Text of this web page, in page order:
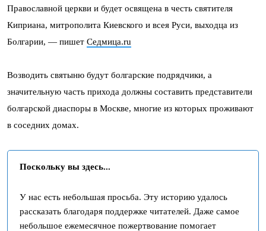
Православной церкви и будет освящена в честь святителя
Киприана, митрополита Киевского и всея Руси, выходца из
Болгарии, — пишет Седмица.ru
Возводить святыню будут болгарские подрядчики, а
значительную часть прихода должны составить представители
болгарской диаспоры в Москве, многие из которых проживают
в соседних домах.
Поскольку вы здесь...
У нас есть небольшая просьба. Эту историю удалось
рассказать благодаря поддержке читателей. Даже самое
небольшое ежемесячное пожертвование помогает